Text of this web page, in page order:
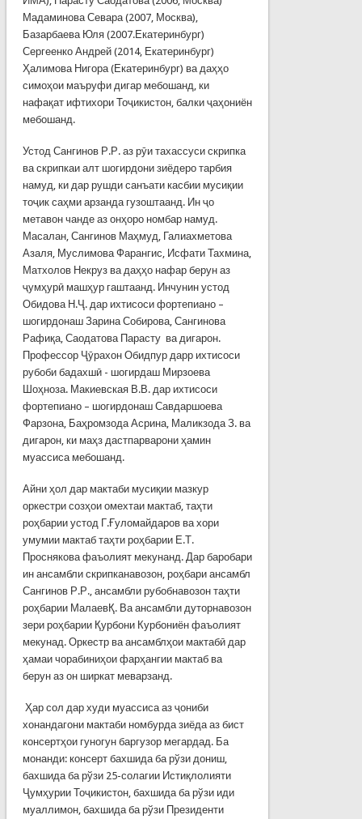
Мадаминова Севара (2007, Москва),
Базарбаева Юля (2007.Екатеринбург)
Сергеенко Андрей (2014, Екатеринбург)
Ҳалимова Нигора (Екатеринбург) ва даҳҳо
симоҳои маъруфи дигар мебошанд, ки
нафақат ифтихори Тоҷикистон, балки ҷаҳониён
мебошанд.
Устод Сангинов Р.Р. аз рӯи тахассуси скрипка
ва скрипкаи алт шогирдони зиёдеро тарбия
намуд, ки дар рушди санъати касбии мусиқии
тоҷик саҳми арзанда гузоштаанд. Ин ҷо
метавон чанде аз онҳоро номбар намуд.
Масалан, Сангинов Маҳмуд, Галиахметова
Азаля, Муслимова Фарангис, Исфати Тахмина,
Матхолов Некруз ва даҳҳо нафар берун аз
ҷумҳурӣ машҳур гаштаанд. Инчунин устод
Обидова Н.Ҷ. дар ихтисоси фортепиано –
шогирдонаш Зарина Собирова, Сангинова
Рафиқа, Саодатова Парасту ва дигарон.
Профессор Ҷӯрахон Обидпур дарр ихтисоси
рубоби бадахшӣ - шогирдаш Мирзоева
Шоҳноза. Макиевская В.В. дар ихтисоси
фортепиано – шогирдонаш Савдаршоева
Фарзона, Баҳромзода Асрина, Маликзода З. ва
дигарон, ки маҳз дастпарварони ҳамин
муассиса мебошанд.
Айни ҳол дар мактаби мусиқии мазкур
оркестри созҳои омехтаи мактаб, таҳти
роҳбарии устод Г.Ғуломайдаров ва хори
умумии мактаб таҳти роҳбарии Е.Т.
Проснякова фаъолият мекунанд. Дар баробари
ин ансамбли скрипканавозон, роҳбари ансамбл
Сангинов Р.Р., ансамбли рубобнавозон таҳти
роҳбарии МалаевҚ. Ва ансамбли дуторнавозон
зери роҳбарии Қурбони Курбониён фаъолият
мекунад. Оркестр ва ансамблҳои мактабӣ дар
ҳамаи чорабиниҳои фарҳангии мактаб ва
берун аз он ширкат меварзанд.
Ҳар сол дар худи муассиса аз ҷониби
хонандагони мактаби номбурда зиёда аз бист
консертҳои гуногун баргузор мегардад. Ба
монанди: консерт бахшида ба рўзи дониш,
бахшида ба рўзи 25-солагии Истиқлолияти
Ҷумҳурии Тоҷикистон, бахшида ба рўзи иди
муаллимон, бахшида ба рўзи Президенти